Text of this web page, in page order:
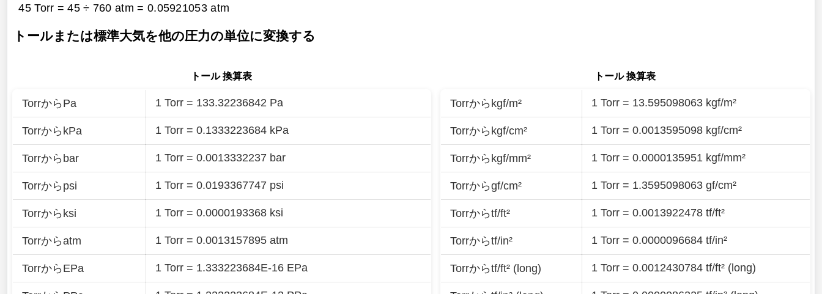
45 Torr = 45 ÷ 760 atm = 0.05921053 atm
トールまたは標準大気を他の圧力の単位に変換する
トール 換算表
TorrからPa 1 Torr = 133.32236842 Pa
TorrからkPa 1 Torr = 0.1333223684 kPa
Torrからbar 1 Torr = 0.0013332237 bar
Torrからpsi 1 Torr = 0.0193367747 psi
Torrからksi 1 Torr = 0.0000193368 ksi
Torrからatm 1 Torr = 0.0013157895 atm
TorrからEPa 1 Torr = 1.333223684E-16 EPa
トール 換算表
Torrからkgf/m² 1 Torr = 13.595098063 kgf/m²
Torrからkgf/cm² 1 Torr = 0.0013595098 kgf/cm²
Torrからkgf/mm² 1 Torr = 0.0000135951 kgf/mm²
Torrからgf/cm² 1 Torr = 1.3595098063 gf/cm²
Torrからtf/ft² 1 Torr = 0.0013922478 tf/ft²
Torrからtf/in² 1 Torr = 0.0000096684 tf/in²
Torrからtf/ft² (long) 1 Torr = 0.0012430784 tf/ft² (long)